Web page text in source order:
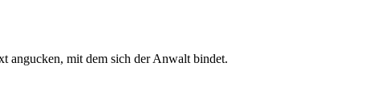
angucken, mit dem sich der Anwalt bindet.